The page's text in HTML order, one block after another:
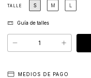
TALLE S M L
Guía de talles
MEDIOS DE PAGO